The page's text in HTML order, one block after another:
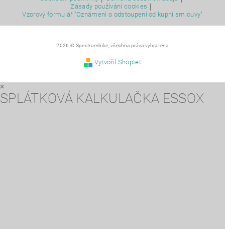
Zásady používání cookies |
Vzorový formulář "Oznámení o odstoupení od kupní smlouvy"
2026 © Spectrumbike, všechna práva vyhrazena
Vytvořil Shoptet
×
SPLÁTKOVÁ KALKULAČKA ESSOX